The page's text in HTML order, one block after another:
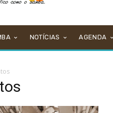
NOTÍCIAS AGENDA